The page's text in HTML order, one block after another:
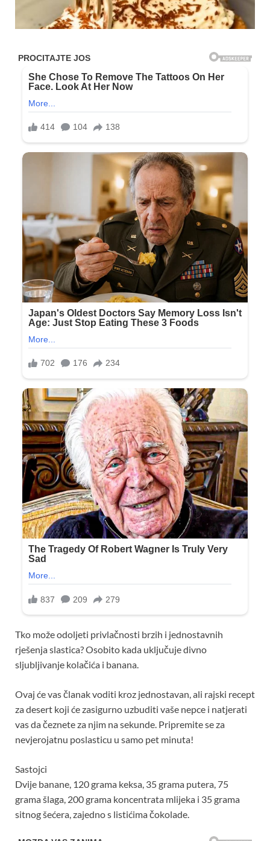
Tko može odoljeti privlačnosti brzih i jednostavnih
rješenja slastica? Osobito kada uključuje divno
sljubljivanje kolačića i banana.
Ovaj će vas članak voditi kroz jednostavan, ali rajski recept
za desert koji će zasigurno uzbuditi vaše nepce i natjerati
vas da čeznete za njim na sekunde. Pripremite se za
nevjerojatnu poslasticu u samo pet minuta!
Sastojci
Dvije banane, 120 grama keksa, 35 grama putera, 75
grama šlaga, 200 grama koncentrata mlijeka i 35 grama
sitnog šećera, zajedno s listićima čokolade.